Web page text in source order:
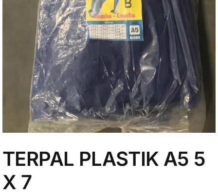
My Account
TERPAL PLASTIK A5 5
X 7